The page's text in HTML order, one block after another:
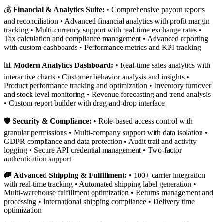
💰 Financial & Analytics Suite: • Comprehensive payout reports
and reconciliation • Advanced financial analytics with profit margin
tracking • Multi-currency support with real-time exchange rates •
Tax calculation and compliance management • Advanced reporting
with custom dashboards • Performance metrics and KPI tracking
📊 Modern Analytics Dashboard: • Real-time sales analytics with
interactive charts • Customer behavior analysis and insights •
Product performance tracking and optimization • Inventory turnover
and stock level monitoring • Revenue forecasting and trend analysis
• Custom report builder with drag-and-drop interface
🛡️ Security & Compliance: • Role-based access control with
granular permissions • Multi-company support with data isolation •
GDPR compliance and data protection • Audit trail and activity
logging • Secure API credential management • Two-factor
authentication support
🚚 Advanced Shipping & Fulfillment: • 100+ carrier integration
with real-time tracking • Automated shipping label generation •
Multi-warehouse fulfillment optimization • Returns management and
processing • International shipping compliance • Delivery time
optimization